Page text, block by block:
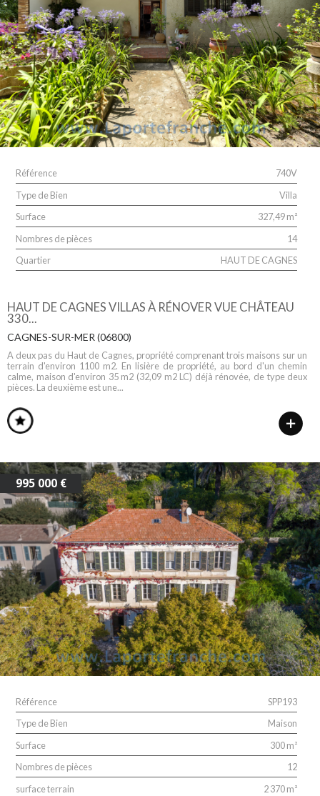
Référence
740V
Type de Bien
Villa
Surface
327,49 m²
Nombres de pièces
14
Quartier
HAUT DE CAGNES
HAUT DE CAGNES VILLAS À RÉNOVER VUE CHÂTEAU
330...
CAGNES-SUR-MER (06800)
A deux pas du Haut de Cagnes, propriété comprenant trois maisons sur un
terrain d'environ 1100 m2. En lisière de propriété, au bord d'un chemin
calme, maison d'environ 35 m2 (32,09 m2 LC) déjà rénovée, de type deux
pièces. La deuxième est une...
995 000 €
Référence
SPP193
Type de Bien
Maison
Surface
300 m²
Nombres de pièces
12
surface terrain
2 370 m²